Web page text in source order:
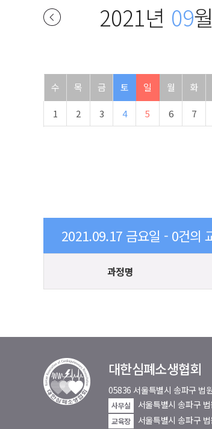
2021년 09월
수 목 금 토 일 월 화
1 2 3 4 5 6 7
2021.09.17 금요일 - 0건의
과정명
대한심폐소생협회
05836 서울특별시 송파구 법
사무실 서울특별시 송파구
교육장
서울특별시 송파구